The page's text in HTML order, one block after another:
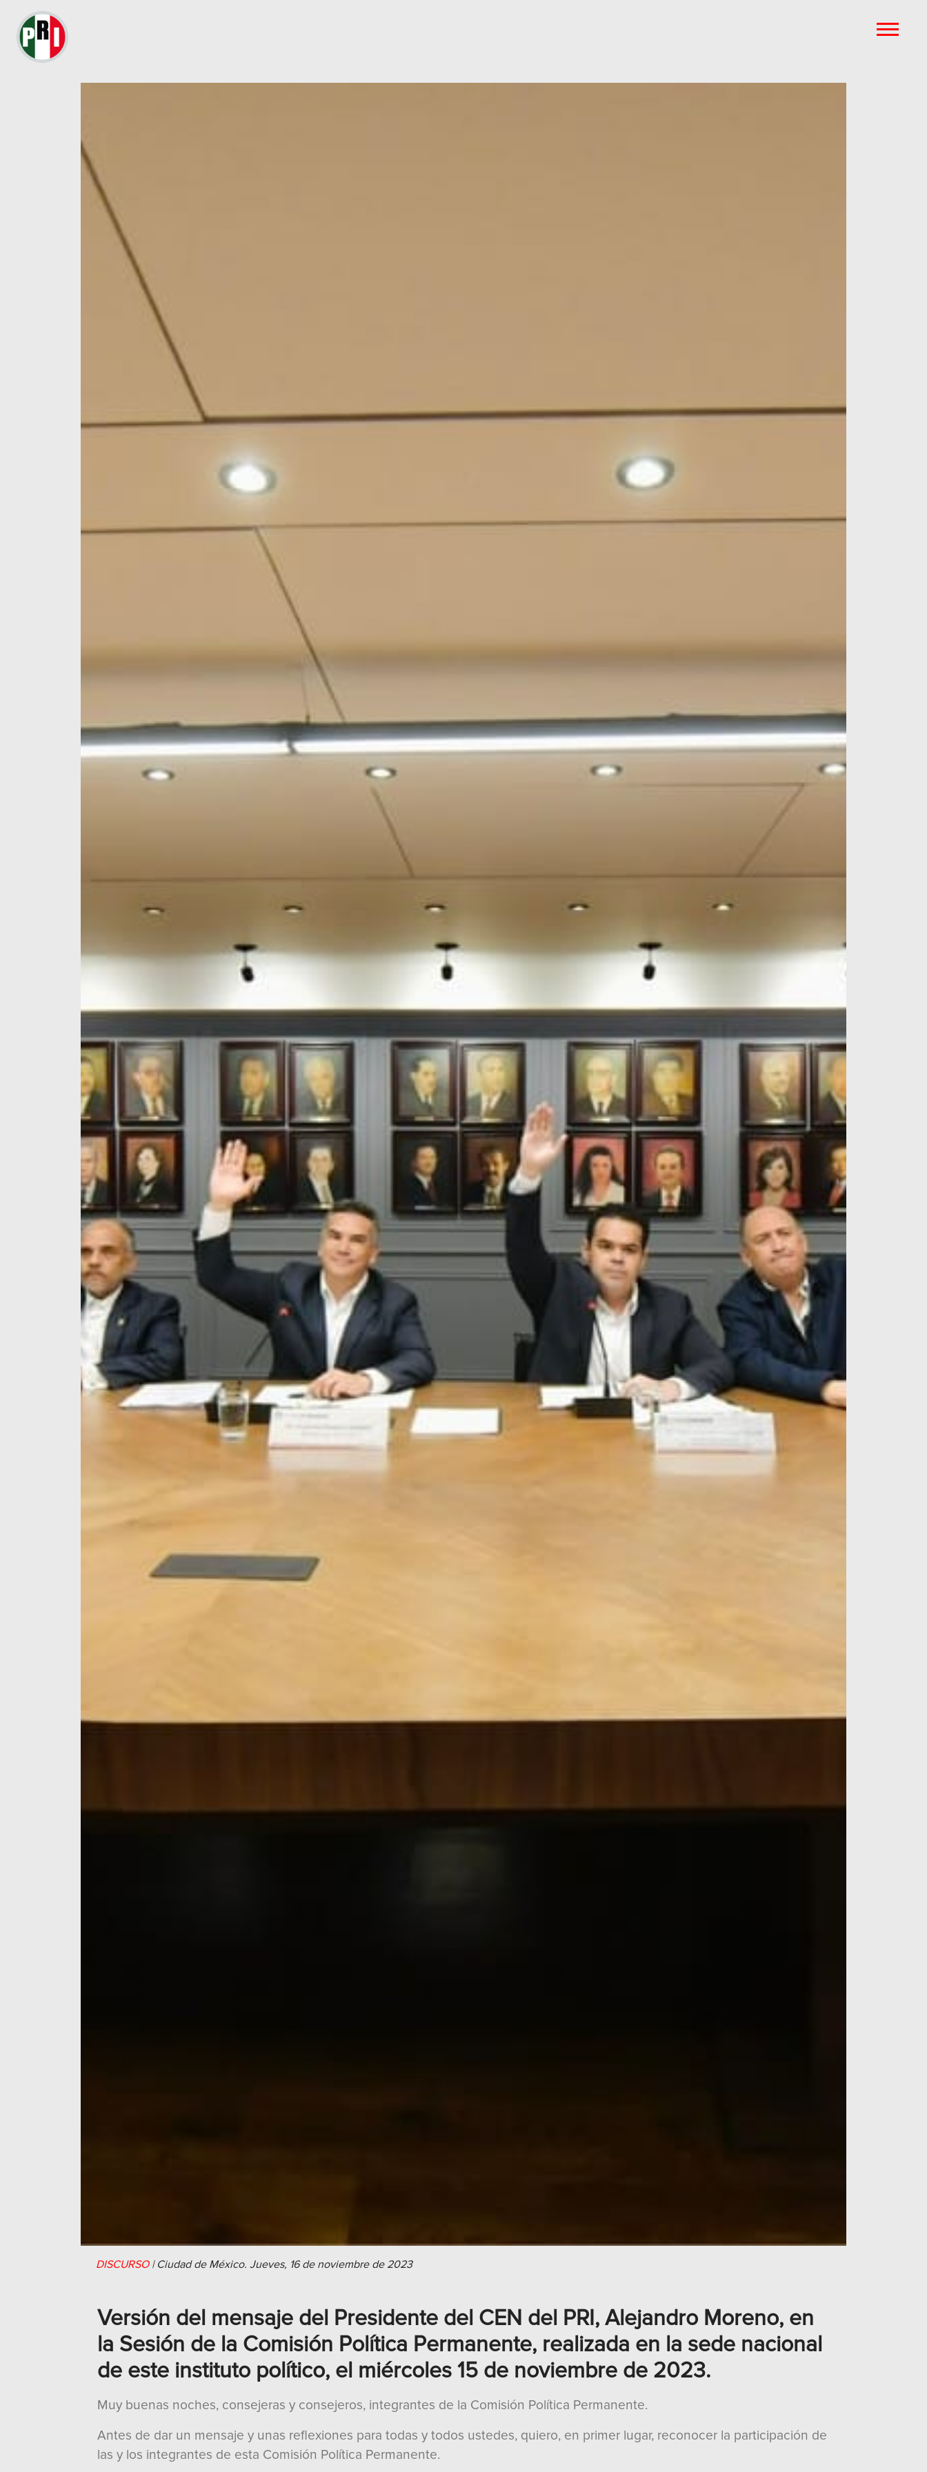
DISCURSO| Ciudad de México. Jueves, 16 de noviembre de 2023
Versión del mensaje del Presidente del CEN del PRI, Alejandro Moreno, en
la Sesión de la Comisión Política Permanente, realizada en la sede nacional
de este instituto político, el miércoles 15 de noviembre de 2023.
Muy buenas noches, consejeras y consejeros, integrantes de la Comisión Política Permanente.
Antes de dar un mensaje y unas reflexiones para todas y todos ustedes, quiero, en primer lugar, reconocer la participación de
las y los integrantes de esta Comisión Política Permanente.